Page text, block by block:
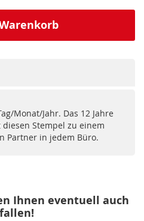
Monat/Jahr. Das 12 Jahre
Stempel zu einem
Partner in jedem Büro.
Ihnen eventuell auch